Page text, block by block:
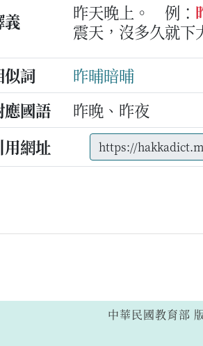
義 昨天晚上。 例：
震天，沒多久就下
似詞
昨晡暗晡
應國語
昨晚、昨夜
用網址
中華民國教育